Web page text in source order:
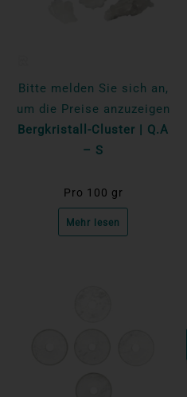
Bitte melden Sie sich an,
um die Preise anzuzeigen
Bergkristall-Cluster | Q.A
– S
Pro 100 gr
Mehr lesen